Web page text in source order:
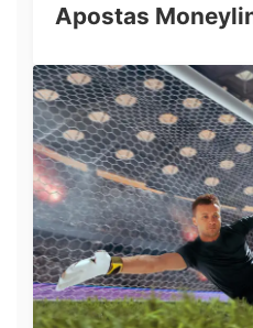
Apostas